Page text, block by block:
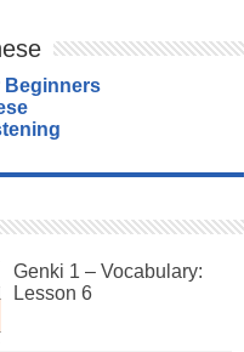
Beginners
Genki 1 – Vocabulary:
Lesson 6